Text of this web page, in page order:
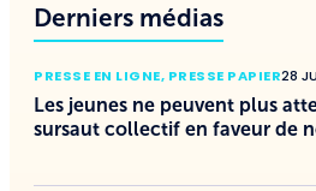
Derniers médias
PRESSE EN LIGNE, PRESSE PAPIER28
Les jeunes ne peuvent plus
sursaut collectif en faveur de